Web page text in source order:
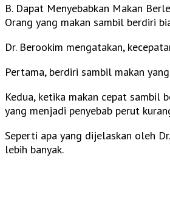
B. Dapat Menyebabkan Makan
Orang yang makan sambil berdiri
Dr. Berookim mengatakan,
Pertama, berdiri sambil makan
Kedua, ketika makan cepat sambil
yang menjadi penyebab perut
Seperti apa yang dijelaskan oleh
lebih banyak.